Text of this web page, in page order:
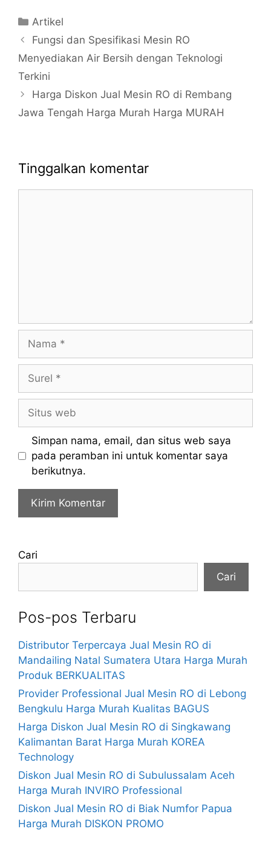
Kategori
Artikel
Fungsi dan Spesifikasi Mesin RO
Menyediakan Air Bersih dengan Teknologi
Terkini
Harga Diskon Jual Mesin RO di Rembang
Jawa Tengah Harga Murah Harga MURAH
Tinggalkan komentar
Nama
Surel
Situs
web
Simpan nama, email, dan situs web saya
pada peramban ini untuk komentar saya
berikutnya.
Cari
Cari
Pos-pos Terbaru
Distributor Terpercaya Jual Mesin RO di
Mandailing Natal Sumatera Utara Harga Murah
Produk BERKUALITAS
Provider Professional Jual Mesin RO di Lebong
Bengkulu Harga Murah Kualitas BAGUS
Harga Diskon Jual Mesin RO di Singkawang
Kalimantan Barat Harga Murah KOREA
Technology
Diskon Jual Mesin RO di Subulussalam Aceh
Harga Murah INVIRO Professional
Diskon Jual Mesin RO di Biak Numfor Papua
Harga Murah DISKON PROMO